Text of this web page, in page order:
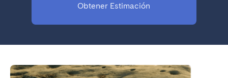
Obtener Estimación